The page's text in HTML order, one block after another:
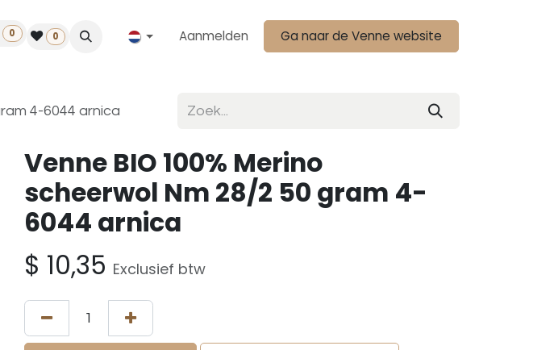
een dealer
0 0 Aanmelden Ga naar de Venne website
4-6044 arnica
Venne BIO 100% Merino
scheerwol Nm 28/2 50 gram 4-
6044 arnica
$ 10,35 Exclusief btw